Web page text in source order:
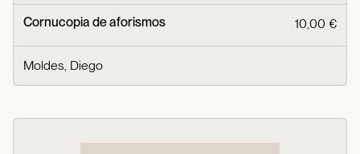
Cornucopia de aforismos 10,00 €
Moldes, Diego